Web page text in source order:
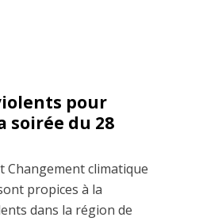
pour
soirée du 28
Changement climatique
propices à la
dans la région de